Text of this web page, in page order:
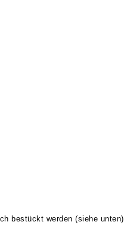
bestückt werden (siehe unten)